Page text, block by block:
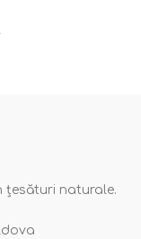
țesături naturale.